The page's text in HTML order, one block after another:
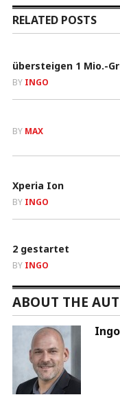
RELATED POSTS
übersteigen 1 Mio.-
BY INGO
BY MAX
Xperia Ion
BY INGO
2 gestartet
BY INGO
ABOUT THE